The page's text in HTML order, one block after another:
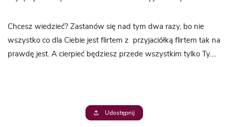
Chcesz wiedzieć? Zastanów się nad tym dwa razy, bo nie
wszystko co dla Ciebie jest flirtem z przyjaciółką flirtem tak na
prawdę jest. A cierpieć będziesz przede wszystkim tylko Ty….
Udostępnij